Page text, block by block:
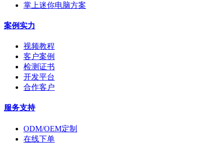
掌上迷你电脑方案
案例实力
视频教程
客户案例
检测证书
开发平台
合作客户
服务支持
ODM/OEM定制
在线下单